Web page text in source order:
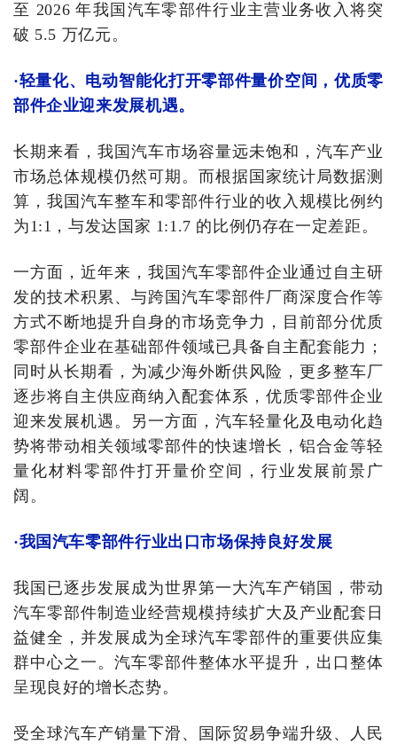
至 2026 年我国汽车零部件行业主营业务收入将突
破 5.5 万亿元。
·轻量化、电动智能化打开零部件量价空间，优质零
部件企业迎来发展机遇。
长期来看，我国汽车市场容量远未饱和，汽车产业
市场总体规模仍然可期。而根据国家统计局数据测
算，我国汽车整车和零部件行业的收入规模比例约
为1:1，与发达国家 1:1.7 的比例仍存在一定差距。
一方面，近年来，我国汽车零部件企业通过自主研
发的技术积累、与跨国汽车零部件厂商深度合作等
方式不断地提升自身的市场竞争力，目前部分优质
零部件企业在基础部件领域已具备自主配套能力；
同时从长期看，为减少海外断供风险，更多整车厂
逐步将自主供应商纳入配套体系，优质零部件企业
迎来发展机遇。另一方面，汽车轻量化及电动化趋
势将带动相关领域零部件的快速增长，铝合金等轻
量化材料零部件打开量价空间，行业发展前景广
阔。
·我国汽车零部件行业出口市场保持良好发展
我国已逐步发展成为世界第一大汽车产销国，带动
汽车零部件制造业经营规模持续扩大及产业配套日
益健全，并发展成为全球汽车零部件的重要供应集
群中心之一。汽车零部件整体水平提升，出口整体
呈现良好的增长态势。
受全球汽车产销量下滑、国际贸易争端升级、人民